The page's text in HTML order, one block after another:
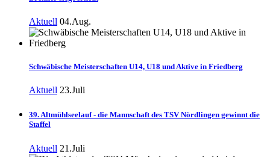
Aktuell 04.Aug.
Schwäbische Meisterschaften U14, U18 und Aktive in Friedberg
Aktuell 23.Juli
39. Altmühlseelauf - die Mannschaft des TSV Nördlingen gewinnt die
Staffel
Aktuell 21.Juli